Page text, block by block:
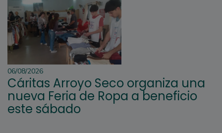
06/08/2026
Cáritas Arroyo Seco organiza una
nueva Feria de Ropa a beneficio
este sábado